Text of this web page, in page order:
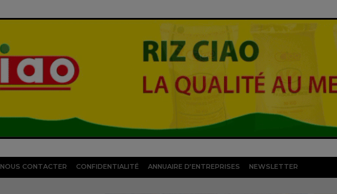
NOUS CONTACTER CONFIDENTIALITÉ ANNUAIRE D’ENTREPRISES NEWSLETTER